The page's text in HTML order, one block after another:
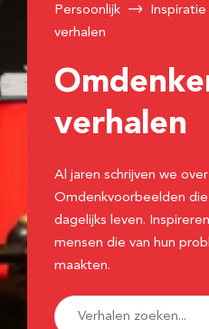
Persoonlijk Inspiratie
verhalen
verhalen
Al jaren schrijven we
Omdenkvoorbeelden
dagelijks leven.
mensen die van hun
maakten.